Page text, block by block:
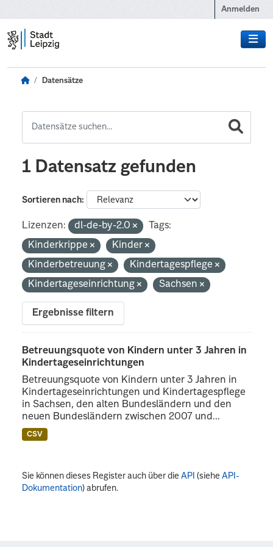
Anmelden
Datensätze
1 Datensatz gefunden
Sortieren nach
Lizenzen: dl-de-by-2.0
Tags:
Kinderkrippe
Kinder
Kinderbetreuung
Kindertagespflege
Kindertageseinrichtung
Sachsen
Ergebnisse filtern
Betreuungsquote von Kindern unter 3 Jahren in
Kindertageseinrichtungen
Betreuungsquote von Kindern unter 3 Jahren in
Kindertageseinrichtungen und Kindertagespflege
in Sachsen, den alten Bundesländern und den
neuen Bundesländern zwischen 2007 und...
CSV
Sie können dieses Register auch über dieAPI (sieheAPI-
Dokumentation) abrufen.